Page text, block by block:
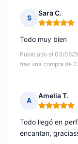
S
Sara C.
Nota: 5 de 5
Publicado el 03/08/
tras una compra de
Todo muy bien
A
Amelia T.
Nota: 5 de 5
Todo llegó en
encantan,